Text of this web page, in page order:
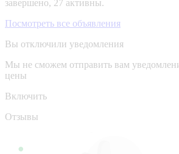
завершено, 27 активны.
Посмотреть все объявления
Вы отключили уведомления
Мы не сможем отправить вам
цены
Включить
Отзывы